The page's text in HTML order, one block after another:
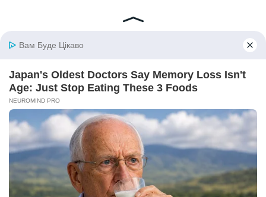
© 2026 iBilingua
Політика конфіденційності та умови користування
сайтом (Privacy Policy)